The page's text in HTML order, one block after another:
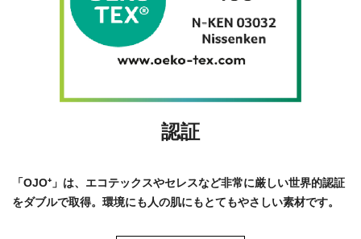
認証
「OJO⁺」は、エコテックスやセレスなど非常に厳しい世界的認証
をダブルで取得。環境にも人の肌にもとてもやさしい素材です。